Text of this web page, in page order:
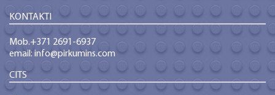
KONTAKTI
Mob.+371 2691-6937
email: info@pirkumins.com
CITS